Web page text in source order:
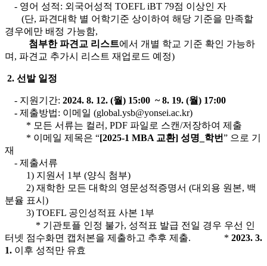
- 영어 성적: 외국어성적 TOEFL iBT 79점 이상인 자
(단, 파견대학 별 어학기준 상이하여 해당 기준을 만족할
경우에만 배정 가능함,
첨부한 파견교 리스트에서 개별 학교 기준 확인 가능하
며, 파견교 추가시 리스트 재업로드 예정)
2. 선발 일정
- 지원기간: 2024. 8. 12. (월) 15:00 ~ 8. 19. (월) 17:00
- 제출방법: 이메일 (global.ysb@yonsei.ac.kr)
* 모든 서류는 컬러, PDF 파일로 스캔/저장하여 제출
* 이메일 제목은 “[2025-1 MBA 교환] 성명_학번” 으로 기
재
- 제출서류
1) 지원서 1부 (양식 첨부)
2) 재학한 모든 대학의 영문성적증명서 (대외용 원본, 백
분율 표시)
3) TOEFL 공인성적표 사본 1부
* 기관토플 인정 불가, 성적표 발급 전일 경우 우선 인
터넷 점수화면 캡처본을 제출하고 추후 제출. * 2023. 3.
1. 이후 성적만 유효